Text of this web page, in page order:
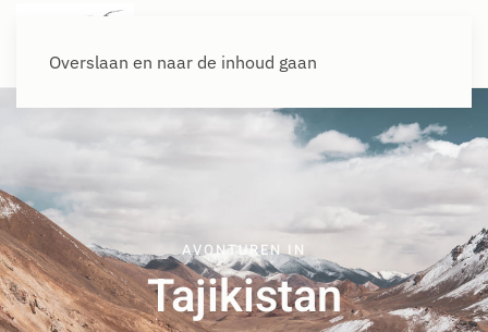
Overslaan en naar de inhoud gaan
AVONTUREN IN
Tajikistan